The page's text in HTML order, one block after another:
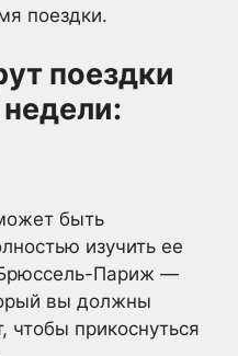
поездки.
поездки
быть
изучить ее
Париж —
вы должны
чтобы прикоснуться